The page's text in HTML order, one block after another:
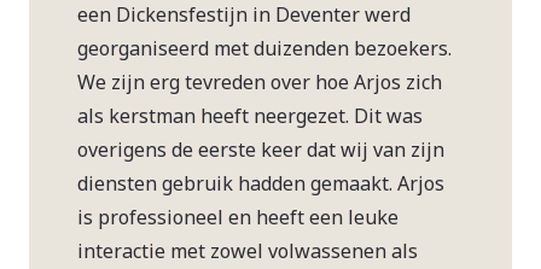
een Dickensfestijn in Deventer werd
georganiseerd met duizenden bezoekers.
We zijn erg tevreden over hoe Arjos zich
als kerstman heeft neergezet. Dit was
overigens de eerste keer dat wij van zijn
diensten gebruik hadden gemaakt. Arjos
is professioneel en heeft een leuke
interactie met zowel volwassenen als